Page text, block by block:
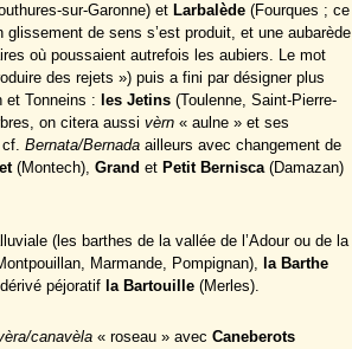
sur-Garonne) et Larbalède (Fourques ; ce
de sens s’est produit, et une aubarède
où poussaient autrefois les aubiers. Le mot
des rejets ») puis a fini par désigner plus
et Tonneins : les Jetins (Toulenne, Saint-Pierre-
on citera aussivèrn « aulne » et ses
cf.Bernata/Bernada ailleurs avec changement de
(Montech),Grand et Petit Bernisca(Damazan)
(les barthes de la vallée de l’Adour ou de la
Marmande, Pompignan),
la Barthe
péjoratif la Bartouille (Merles).
canavèla « roseau » avecCaneberots